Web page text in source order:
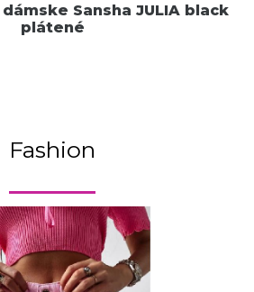
Sansha JULIA black
plátené
Fashion